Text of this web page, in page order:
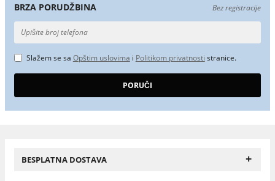
BRZA PORUDŽBINA Bez registracije
Slažem se sa Opštim uslovima i Politikom privatnosti stranice.
BESPLATNA DOSTAVA +